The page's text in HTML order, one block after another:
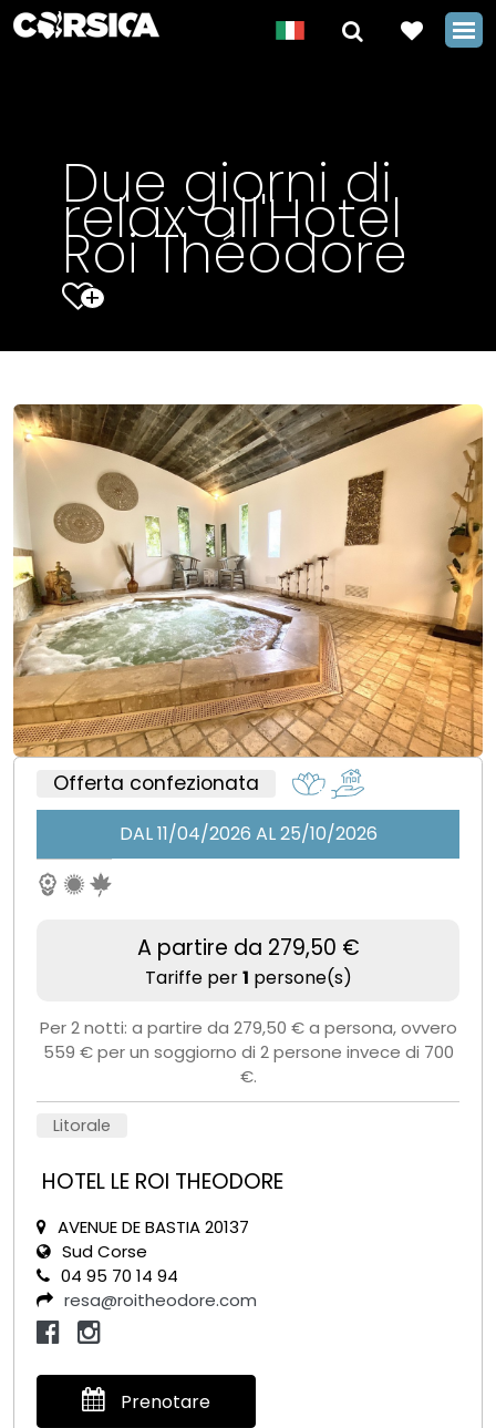
Due giorni di
relax all'Hotel
Roi Théodore
+
Offerta confezionata
DAL 11/04/2026 AL 25/10/2026
A partire da 279,50 €
Tariffe per1 persone(s)
Per 2 notti: a partire da 279,50 € a persona, ovvero
559 € per un soggiorno di 2 persone invece di 700
€.
Litorale
HOTEL LE ROI THEODORE
AVENUE DE BASTIA 20137
Sud Corse
04 95 70 14 94
resa@roitheodore.com
Prenotare